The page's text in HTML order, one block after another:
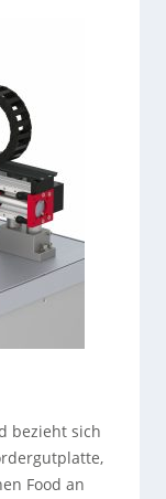
bezieht sich
Food an